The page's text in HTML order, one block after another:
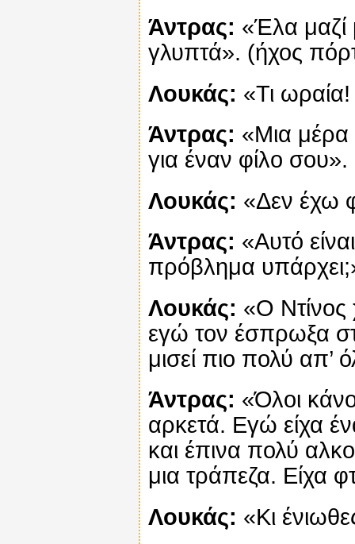
Άντρας: «Έλα μαζί
γλυπτά». (ήχος
Λουκάς: «Τι
Άντρας: «Μια μέρα
για έναν φίλο σου».
Λουκάς: «Δεν έχω
Άντρας: «Αυτό
πρόβλημα
Λουκάς: «Ο Ντίνος
εγώ τον έσπρωξα
μισεί πιο πολύ απ’
Άντρας: «Όλοι
αρκετά. Εγώ είχα
και έπινα πολύ
μια τράπεζα. Είχα
Λουκάς: «Κι